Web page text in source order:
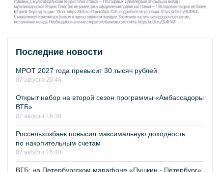
Последние новости
МРОТ 2027 года превысит 30 тысяч рублей
07 августа 20:46
Открыт набор на второй сезон программы «Амбассадоры
ВТБ»
07 августа 16:30
Россельхозбанк повысил максимальную доходность
по накопительным счетам
07 августа 15:40
ВТБ: на Петербургском марафоне «Пушкин - Петербург»